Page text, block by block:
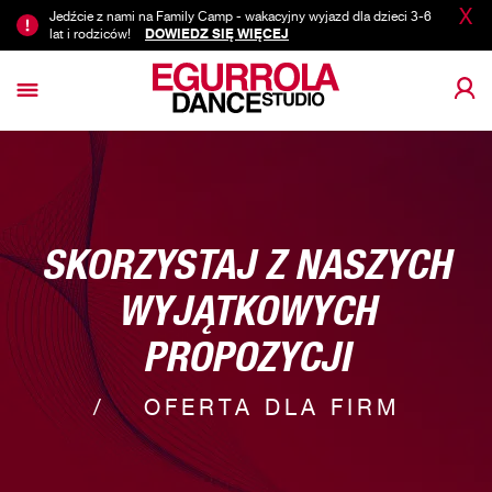
X
Jedźcie z nami na Family Camp - wakacyjny wyjazd dla dzieci 3-6
lat i rodziców!
DOWIEDZ SIĘ WIĘCEJ
SKORZYSTAJ Z NASZYCH
WYJĄTKOWYCH
PROPOZYCJI
OFERTA DLA FIRM